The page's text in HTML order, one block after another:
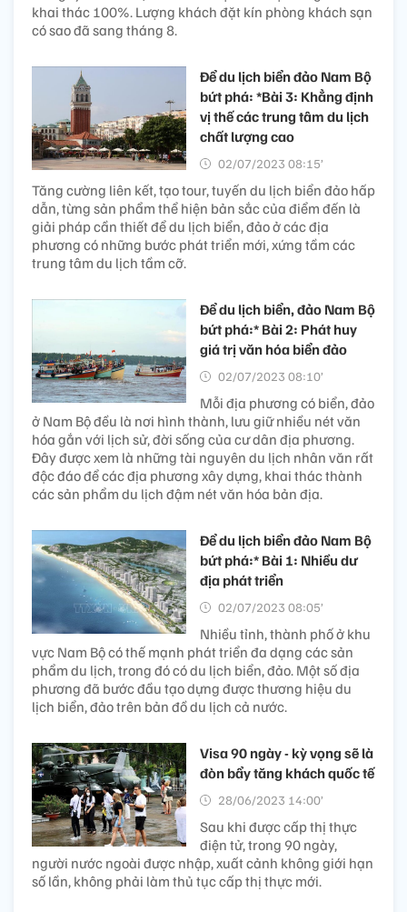
khai thác 100%. Lượng khách đặt kín phòng khách sạn
có sao đã sang tháng 8.
Để du lịch biển đảo Nam Bộ
bứt phá: *Bài 3: Khẳng định
vị thế các trung tâm du lịch
chất lượng cao
02/07/2023 08:15’
Tăng cường liên kết, tạo tour, tuyến du lịch biển đảo hấp
dẫn, từng sản phẩm thể hiện bản sắc của điểm đến là
giải pháp cần thiết để du lịch biển, đảo ở các địa
phương có những bước phát triển mới, xứng tầm các
trung tâm du lịch tầm cỡ.
Để du lịch biển, đảo Nam Bộ
bứt phá:* Bài 2: Phát huy
giá trị văn hóa biển đảo
02/07/2023 08:10’
Mỗi địa phương có biển, đảo
ở Nam Bộ đều là nơi hình thành, lưu giữ nhiều nét văn
hóa gắn với lịch sử, đời sống của cư dân địa phương.
Đây được xem là những tài nguyên du lịch nhân văn rất
độc đáo để các địa phương xây dựng, khai thác thành
các sản phẩm du lịch đậm nét văn hóa bản địa.
Để du lịch biển đảo Nam Bộ
bứt phá:* Bài 1: Nhiều dư
địa phát triển
02/07/2023 08:05’
Nhiều tỉnh, thành phố ở khu
vực Nam Bộ có thế mạnh phát triển đa dạng các sản
phẩm du lịch, trong đó có du lịch biển, đảo. Một số địa
phương đã bước đầu tạo dựng được thương hiệu du
lịch biển, đảo trên bản đồ du lịch cả nước.
Visa 90 ngày - kỳ vọng sẽ là
đòn bẩy tăng khách quốc tế
28/06/2023 14:00’
Sau khi được cấp thị thực
điện tử, trong 90 ngày,
người nước ngoài được nhập, xuất cảnh không giới hạn
số lần, không phải làm thủ tục cấp thị thực mới.